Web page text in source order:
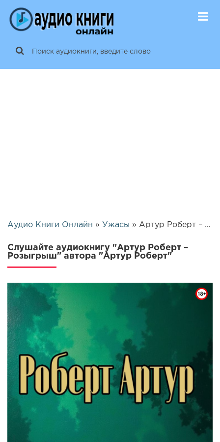
Аудио Книги Онлайн » Ужасы » Артур Роберт – Розыгрыш | 25485
Слушайте аудиокнигу "Артур Роберт –
Розыгрыш" автора "Артур Роберт"